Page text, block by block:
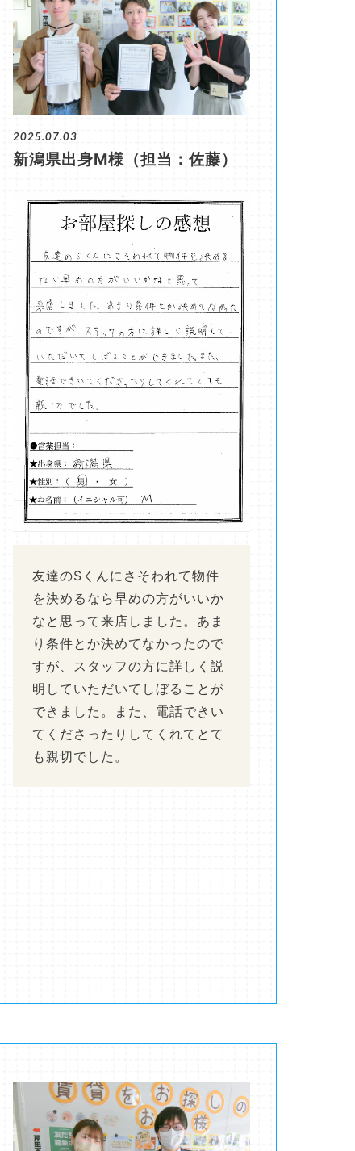
2025.07.03
新潟県出身M様（担当：佐藤）
友達のSくんにさそわれて物件
を決めるなら早めの方がいいか
なと思って来店しました。あま
り条件とか決めてなかったので
すが、スタッフの方に詳しく説
明していただいてしぼることが
できました。また、電話できい
てくださったりしてくれてとて
も親切でした。